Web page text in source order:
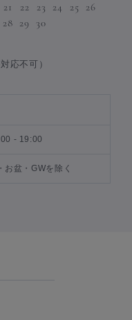
21 22 23 24 25
26
28 29 30
応不可）
- 19:00
お盆・GWを除く